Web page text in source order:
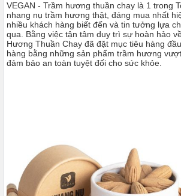
VEGAN - Trầm hương thuần chay là 1 trong
nhang nụ trầm hương thật, đáng mua nhất
nhiều khách hàng biết đến và tin tưởng lựa
qua. Bằng việc tận tâm duy trì sự hoàn hảo
Hương Thuần Chay đã đặt mục tiêu hàng
hàng bằng những sản phẩm trầm hương
đảm bảo an toàn tuyệt đối cho sức khỏe.